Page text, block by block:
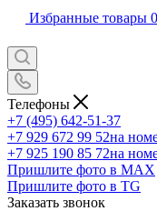
Избранные товары 0
Телефоны
+7 (495) 642-51-37
+7 929 672 99 52на
+7 925 190 85 72на
Пришлите фото в MAX
Пришлите фото в TG
Заказать звонок